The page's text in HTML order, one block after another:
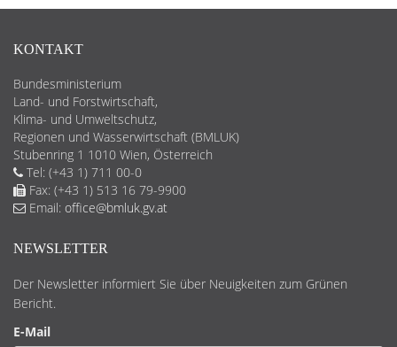
KONTAKT
Bundesministerium
Land- und Forstwirtschaft,
Klima- und Umweltschutz,
Regionen und Wasserwirtschaft (BMLUK)
Stubenring 1 1010 Wien, Österreich
Tel: (+43 1) 711 00-0
Fax: (+43 1) 513 16 79-9900
Email: office@bmluk.gv.at
NEWSLETTER
Der Newsletter informiert Sie über Neuigkeiten zum Grünen
Bericht.
E-Mail